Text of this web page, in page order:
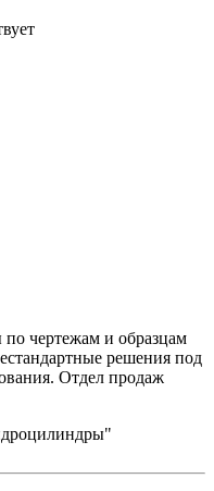
чертежам и образцам
решения под
Отдел продаж